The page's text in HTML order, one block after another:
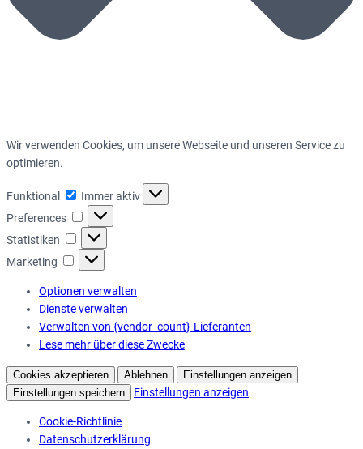
Wir verwenden Cookies, um unsere Webseite und unseren Service zu
optimieren.
Funktional Funktional
Immer aktiv
Preferences
Preferences
Statistiken Statistiken
Marketing Marketing
Optionen verwalten
Dienste verwalten
Verwalten von {vendor_count}-Lieferanten
Lese mehr über diese Zwecke
Cookies akzeptieren Ablehnen
Einstellungen anzeigen
Einstellungen speichern
Einstellungen anzeigen
Cookie-Richtlinie
Datenschutzerklärung